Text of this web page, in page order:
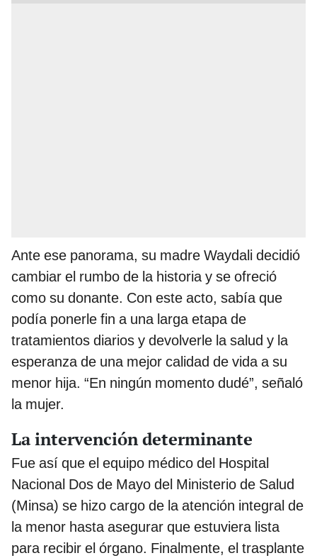
Ante ese panorama, su madre Waydali decidió
cambiar el rumbo de la historia y se ofreció
como su donante. Con este acto, sabía que
podía ponerle fin a una larga etapa de
tratamientos diarios y devolverle la salud y la
esperanza de una mejor calidad de vida a su
menor hija. “En ningún momento dudé”, señaló
la mujer.
La intervención determinante
Fue así que el equipo médico del Hospital
Nacional Dos de Mayo del Ministerio de Salud
(Minsa) se hizo cargo de la atención integral de
la menor hasta asegurar que estuviera lista
para recibir el órgano. Finalmente, el trasplante